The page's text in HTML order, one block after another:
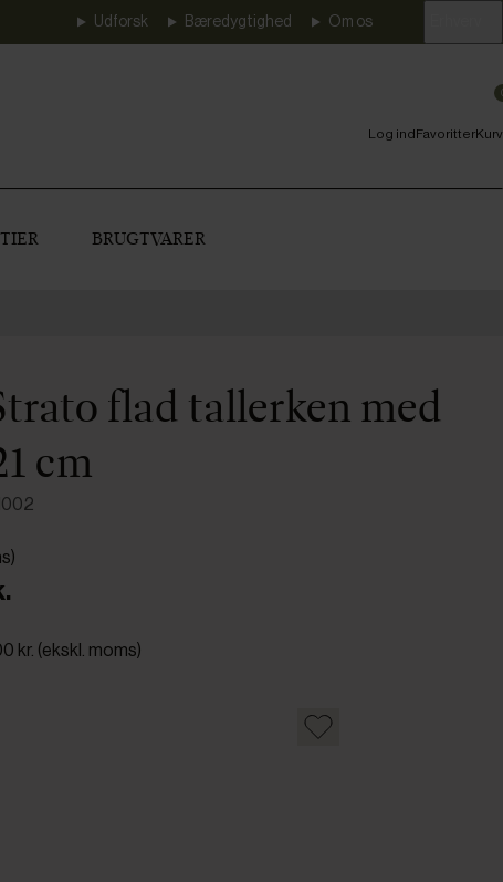
Udforsk Bæredygtighed Om os
Log indFavoritterKurv
BRUGTVARER
flad tallerken med
cm
kr. (ekskl. moms)